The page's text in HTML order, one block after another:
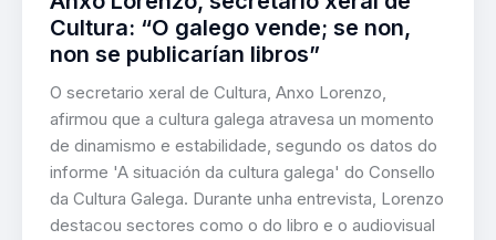
Cultura: “O galego vende; se non,
non se publicarían libros”
O secretario xeral de Cultura, Anxo Lorenzo,
afirmou que a cultura galega atravesa un momento
de dinamismo e estabilidade, segundo os datos do
informe 'A situación da cultura galega' do Consello
da Cultura Galega. Durante unha entrevista, Lorenzo
destacou sectores como o do libro e o audiovisual